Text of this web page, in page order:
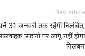
Next article
31 जनवरी तक रहेंगी निलंबित,
उड़ानों पर लागू नहीं होगा
निलंबन